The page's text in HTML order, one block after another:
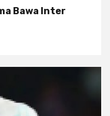
Bawa Inter